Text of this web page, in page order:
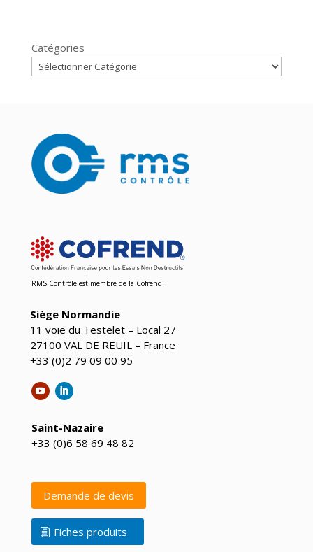
Catégories
RMS Contrôle est membre de la Cofrend
Siège Normandie
11 voie du Testelet – Local 27
27100 VAL DE REUIL – France
+33 (0)2 79 09 00 95
Saint-Nazaire
+33 (0)6 58 69 48 82
Demande de devis
Fiches produits